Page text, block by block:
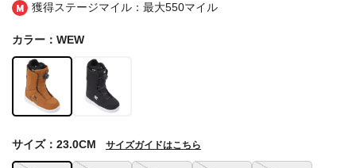
獲得ステージマイル：最大550マイル
カラー：WEW
サイズ：23.0CM サイズガイドはこちら